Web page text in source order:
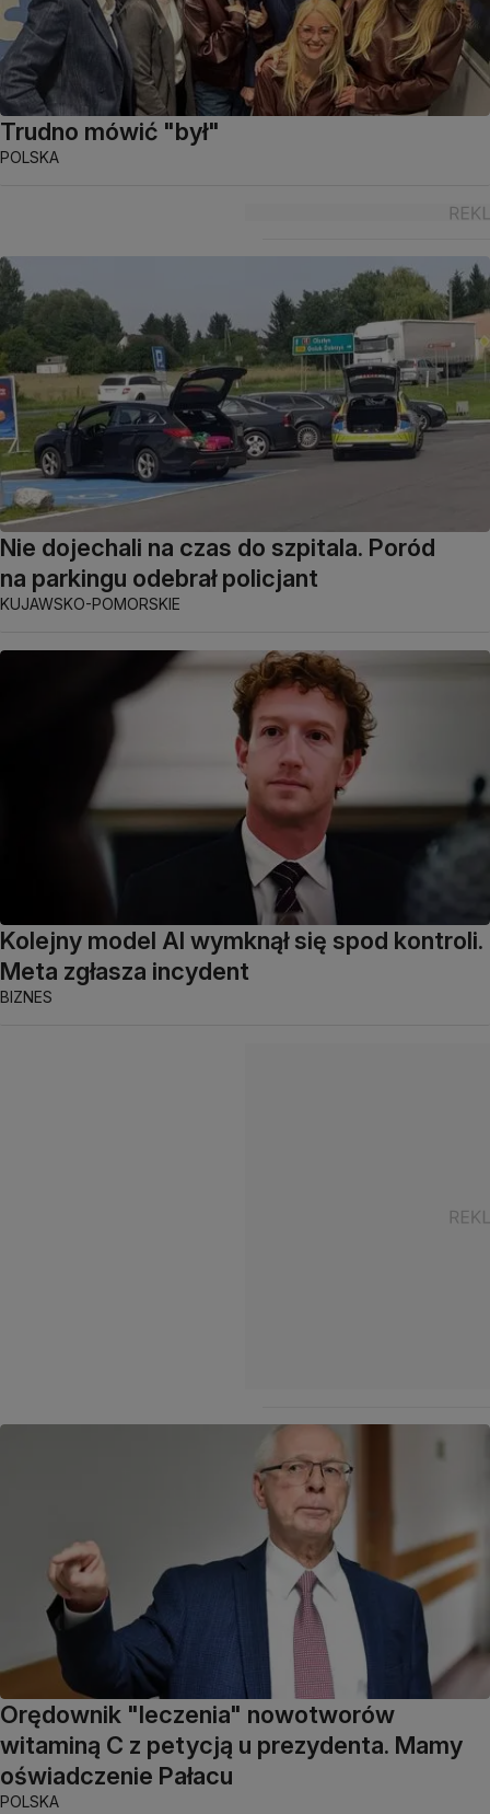
Trudno mówić "był"
POLSKA
Nie dojechali na czas do szpitala. Poród
na parkingu odebrał policjant
KUJAWSKO-POMORSKIE
Kolejny model AI wymknął się spod kontroli.
Meta zgłasza incydent
BIZNES
Orędownik "leczenia" nowotworów
witaminą C z petycją u prezydenta. Mamy
oświadczenie Pałacu
POLSKA